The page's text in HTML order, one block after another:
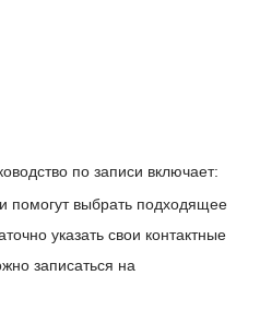
по записи включает:
помогут выбрать подходящее
указать свои контактные
записаться на